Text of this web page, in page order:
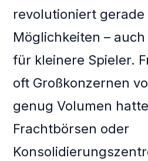
revolutioniert gerade
Möglichkeiten –
für kleinere Spieler.
oft Großkonzernen
genug Volumen
Frachtbörsen oder